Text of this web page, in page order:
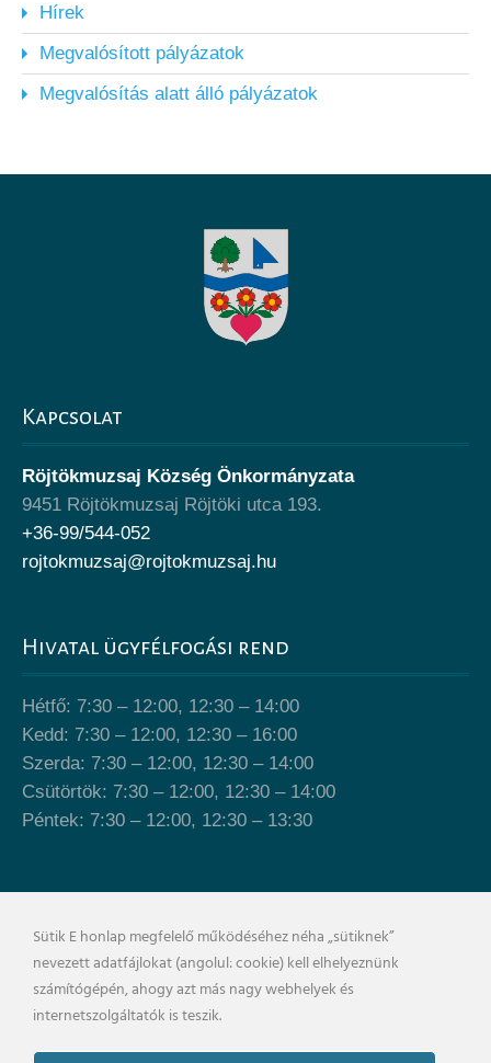
Hírek
Megvalósított pályázatok
Megvalósítás alatt álló pályázatok
Kapcsolat
Röjtökmuzsaj Község Önkormányzata
9451 Röjtökmuzsaj Röjtöki utca 193.
+36-99/544-052
rojtokmuzsaj@rojtokmuzsaj.hu
Hivatal ügyfélfogási rend
Hétfő: 7:30 – 12:00, 12:30 – 14:00
Kedd: 7:30 – 12:00, 12:30 – 16:00
Szerda: 7:30 – 12:00, 12:30 – 14:00
Csütörtök: 7:30 – 12:00, 12:30 – 14:00
Péntek: 7:30 – 12:00, 12:30 – 13:30
Sütik E honlap megfelelő működéséhez néha „sütiknek”
nevezett adatfájlokat (angolul: cookie) kell elhelyeznünk
számítógépén, ahogy azt más nagy webhelyek és
internetszolgáltatók is teszik.